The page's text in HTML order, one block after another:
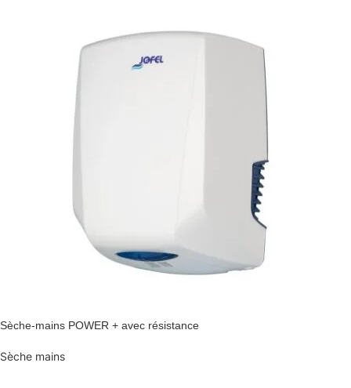
Sèche-mains POWER + avec résistance
Sèche mains